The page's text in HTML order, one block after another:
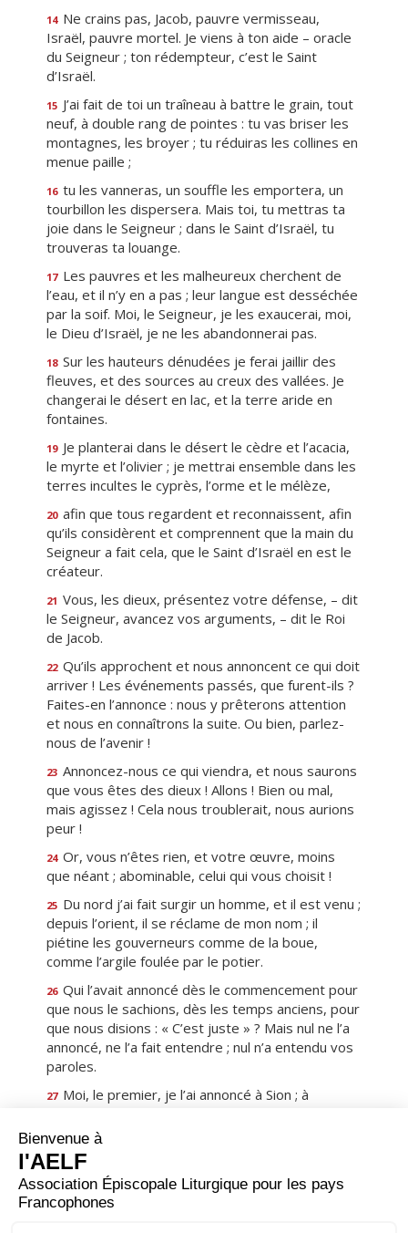
14 Ne crains pas, Jacob, pauvre vermisseau,
Israël, pauvre mortel. Je viens à ton aide – oracle
du Seigneur ; ton rédempteur, c’est le Saint
d’Israël.
15 J’ai fait de toi un traîneau à battre le grain, tout
neuf, à double rang de pointes : tu vas briser les
montagnes, les broyer ; tu réduiras les collines en
menue paille ;
16 tu les vanneras, un souffle les emportera, un
tourbillon les dispersera. Mais toi, tu mettras ta
joie dans le Seigneur ; dans le Saint d’Israël, tu
trouveras ta louange.
17 Les pauvres et les malheureux cherchent de
l’eau, et il n’y en a pas ; leur langue est desséchée
par la soif. Moi, le Seigneur, je les exaucerai, moi,
le Dieu d’Israël, je ne les abandonnerai pas.
18 Sur les hauteurs dénudées je ferai jaillir des
fleuves, et des sources au creux des vallées. Je
changerai le désert en lac, et la terre aride en
fontaines.
19 Je planterai dans le désert le cèdre et l’acacia,
le myrte et l’olivier ; je mettrai ensemble dans les
terres incultes le cyprès, l’orme et le mélèze,
20 afin que tous regardent et reconnaissent, afin
qu’ils considèrent et comprennent que la main du
Seigneur a fait cela, que le Saint d’Israël en est le
créateur.
21 Vous, les dieux, présentez votre défense, – dit
le Seigneur, avancez vos arguments, – dit le Roi
de Jacob.
22 Qu’ils approchent et nous annoncent ce qui doit
arriver ! Les événements passés, que furent-ils ?
Faites-en l’annonce : nous y prêterons attention
et nous en connaîtrons la suite. Ou bien, parlez-
nous de l’avenir !
23 Annoncez-nous ce qui viendra, et nous saurons
que vous êtes des dieux ! Allons ! Bien ou mal,
mais agissez ! Cela nous troublerait, nous aurions
peur !
24 Or, vous n’êtes rien, et votre œuvre, moins
que néant ; abominable, celui qui vous choisit !
25 Du nord j’ai fait surgir un homme, et il est venu ;
depuis l’orient, il se réclame de mon nom ; il
piétine les gouverneurs comme de la boue,
comme l’argile foulée par le potier.
26 Qui l’avait annoncé dès le commencement pour
que nous le sachions, dès les temps anciens, pour
que nous disions : « C’est juste » ? Mais nul ne l’a
annoncé, ne l’a fait entendre ; nul n’a entendu vos
paroles.
27 Moi, le premier, je l’ai annoncé à Sion ; à
28J’ai regardé : il n’y a personne, pas un seul
conseiller parmi eux qui réponde quand je les
interroge !
29 Voici ce qu’ils sont tous : une malfaisance ; leurs